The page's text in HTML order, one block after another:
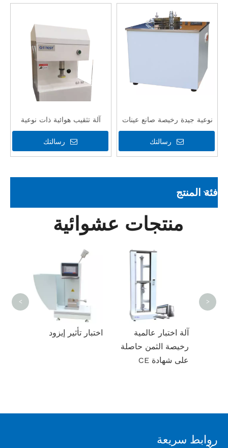
آلة تثقيب هوائية ذات نوعية
جيدة لقطع العينات البلاستيكية
مع CEرسالتك
نوعية جيدة رخيصة صانع عينات
الدمبل (أداة لصنع العظام)
رسالتك
فئة المنتج
منتجات عشوائية
اختبار تأثير
آلة اختبار عالمية
رخيصة الثمن حاصلة
قبعات نهاية الطاقة
الإلكترونية عالية الدقة
لاختبار الضغط الداخلي
للأنابيب البلاستيكية
< >
روابط سريعة